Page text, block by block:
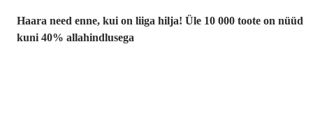
Haara need enne, kui on liiga hilja! Üle 10 000 toote on nüüd
kuni 40% allahindlusega